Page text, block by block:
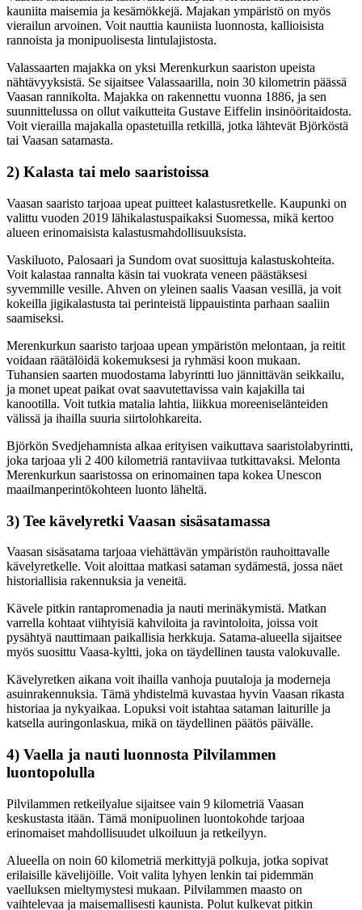
kauniita maisemia ja kesämökkejä. Majakan ympäristö on myös
vierailun arvoinen. Voit nauttia kauniista luonnosta, kallioisista
rannoista ja monipuolisesta lintulajistosta.
Valassaarten majakka on yksi Merenkurkun saariston upeista
nähtävyyksistä. Se sijaitsee Valassaarilla, noin 30 kilometrin päässä
Vaasan rannikolta. Majakka on rakennettu vuonna 1886, ja sen
suunnittelussa on ollut vaikutteita Gustave Eiffelin insinööritaidosta.
Voit vierailla majakalla opastetuilla retkillä, jotka lähtevät Björköstä
tai Vaasan satamasta.
2) Kalasta tai melo saaristoissa
Vaasan saaristo tarjoaa upeat puitteet kalastusretkelle. Kaupunki on
valittu vuoden 2019 lähikalastuspaikaksi Suomessa, mikä kertoo
alueen erinomaisista kalastusmahdollisuuksista.
Vaskiluoto, Palosaari ja Sundom ovat suosittuja kalastuskohteita.
Voit kalastaa rannalta käsin tai vuokrata veneen päästäksesi
syvemmille vesille. Ahven on yleinen saalis Vaasan vesillä, ja voit
kokeilla jigikalastusta tai perinteistä lippauistinta parhaan saaliin
saamiseksi.
Merenkurkun saaristo tarjoaa upean ympäristön melontaan, ja reitit
voidaan räätälöidä kokemuksesi ja ryhmäsi koon mukaan.
Tuhansien saarten muodostama labyrintti luo jännittävän seikkailu,
ja monet upeat paikat ovat saavutettavissa vain kajakilla tai
kanootilla. Voit tutkia matalia lahtia, liikkua moreeniselänteiden
välissä ja ihailla suuria siirtolohkareita.
Björkön Svedjehamnista alkaa erityisen vaikuttava saaristolabyrintti,
joka tarjoaa yli 2 400 kilometriä rantaviivaa tutkittavaksi. Melonta
Merenkurkun saaristossa on erinomainen tapa kokea Unescon
maailmanperintökohteen luonto läheltä.
3) Tee kävelyretki Vaasan sisäsatamassa
Vaasan sisäsatama tarjoaa viehättävän ympäristön rauhoittavalle
kävelyretkelle. Voit aloittaa matkasi sataman sydämestä, jossa näet
historiallisia rakennuksia ja veneitä.
Kävele pitkin rantapromenadia ja nauti merinäkymistä. Matkan
varrella kohtaat viihtyisiä kahviloita ja ravintoloita, joissa voit
pysähtyä nauttimaan paikallisia herkkuja. Satama-alueella sijaitsee
myös suosittu Vaasa-kyltti, joka on täydellinen tausta valokuvalle.
Kävelyretken aikana voit ihailla vanhoja puutaloja ja moderneja
asuinrakennuksia. Tämä yhdistelmä kuvastaa hyvin Vaasan rikasta
historiaa ja nykyaikaa. Lopuksi voit istahtaa sataman laiturille ja
katsella auringonlaskua, mikä on täydellinen päätös päivälle.
4) Vaella ja nauti luonnosta Pilvilammen
luontopolulla
Pilvilammen retkeilyalue sijaitsee vain 9 kilometriä Vaasan
keskustasta itään. Tämä monipuolinen luontokohde tarjoaa
erinomaiset mahdollisuudet ulkoiluun ja retkeilyyn.
Alueella on noin 60 kilometriä merkittyjä polkuja, jotka sopivat
erilaisille kävelijöille. Voit valita lyhyen lenkin tai pidemmän
vaelluksen mieltymystesi mukaan. Pilvilammen maasto on
vaihtelevaa ja maisemallisesti kaunista. Polut kulkevat pitkin